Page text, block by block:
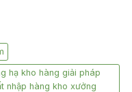
hạ kho hàng giải pháp
nhập hàng kho xưởng